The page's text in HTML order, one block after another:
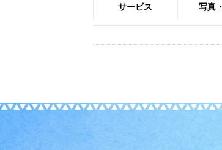
サービス 写真